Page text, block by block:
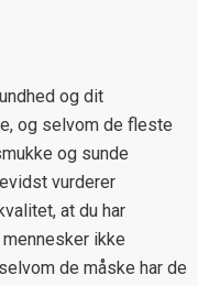
og dit
og selvom de fleste
og sunde
vurderer
at du har
ikke
de måske har de